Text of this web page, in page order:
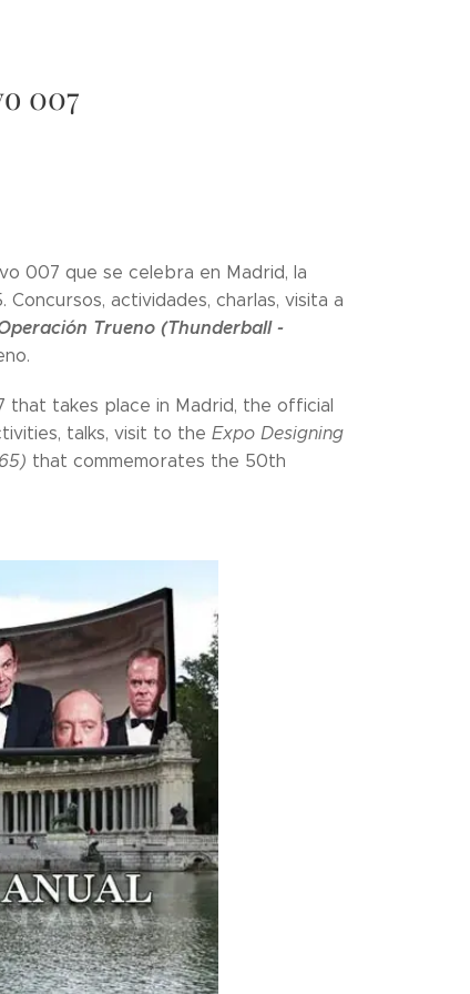
007
007 que se celebra en Madrid, la
actividades, charlas, visita a
Trueno (Thunderball -
that takes place in Madrid, the official
talks, visit to the Expo Designing
that commemorates the 50th